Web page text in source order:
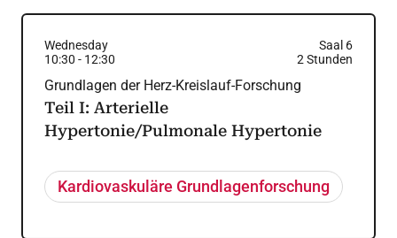
Wednesday
Saal 6
10:30 - 12:30 2 Stunden
Grundlagen der Herz-Kreislauf-Forschung
Teil I: Arterielle
Hypertonie/Pulmonale Hypertonie
Kardiovaskuläre Grundlagenforschung